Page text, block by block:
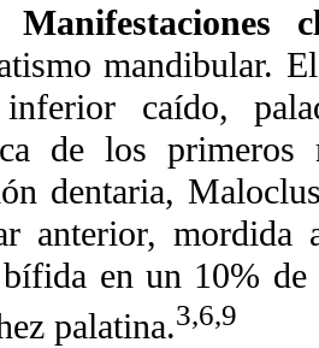
Manifestaciones
mandibular.
caído,
de los primeros
dentaria,
anterior, mordida
en un 10% de
palatina.3,6,9